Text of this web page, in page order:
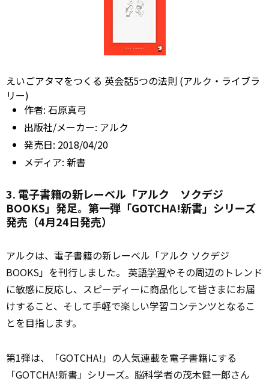
えいごアタマをつくる 英会話5つの法則 (アルク・ライブラ
リー)
作者: 石原真弓
出版社/メーカー: アルク
発売日: 2018/04/20
メディア: 新書
3. 電子書籍の新レーベル「アルク ソクデジ
BOOKS」発足。第一弾「GOTCHA!新書」シリーズ
発売（4月24日発売）
アルクは、電子書籍の新レーベル「アルク ソクデジ
BOOKS」を刊行しました。 英語学習やその周辺のトレンド
に敏感に反応し、スピーディーに商品化して皆さまにお届
けすること、そして手軽で楽しい学習コンテンツとなるこ
とを目指します。
第1弾は、「GOTCHA!」の人気連載を電子書籍にする
「GOTCHA!新書」シリーズ。脳科学者の茂木健一郎さん